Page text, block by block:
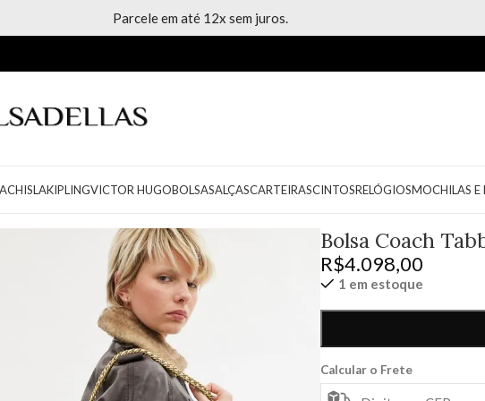
Parcele em até 12x sem juros.
ISLAKIPLINGVICTOR HUGOBOLSASALÇASCARTEIRASCINTOSRELÓGIOSMOCHILAS E
Bolsa Coach
R$4.098,00
1 em estoque
Calcular o Frete